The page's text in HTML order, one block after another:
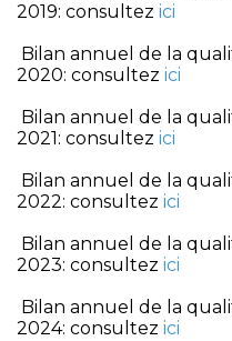
2019: consultez ici
Bilan annuel de la
2020: consultez ici
Bilan annuel de la
2021: consultez ici
Bilan annuel de la
2022: consultez ici
Bilan annuel de la
2023: consultez ici
Bilan annuel de la
2024: consultez ici